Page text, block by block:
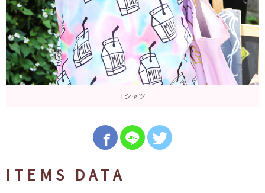
Tシャツ
ITEMS DATA